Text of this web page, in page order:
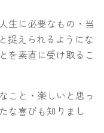
生に必要なもの・当
捉えられるようにな
を素直に受け取るこ
こと・楽しいと思っ
な喜びも知りまし